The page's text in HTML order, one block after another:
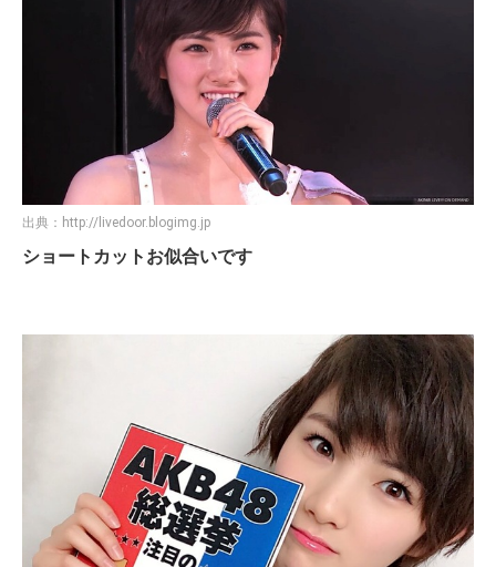
出典： http://livedoor.blogimg.jp
ショートカットお似合いです